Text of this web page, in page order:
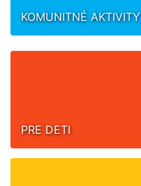
KOMUNITNÉ AKTIVITY
PRE DETI